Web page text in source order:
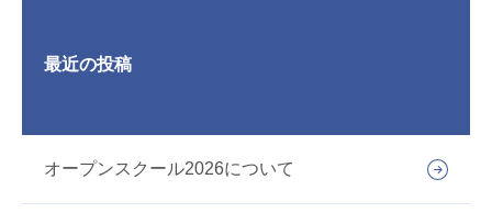
最近の投稿
オープンスクール2026について